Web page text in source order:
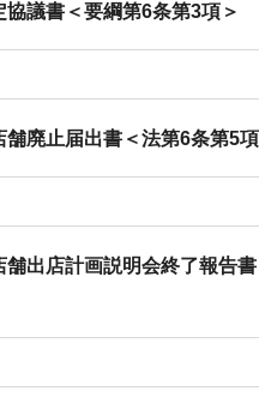
協議書＜要綱第6条第3項＞
舗廃止届出書＜法第6条第5項
舗出店計画説明会終了報告